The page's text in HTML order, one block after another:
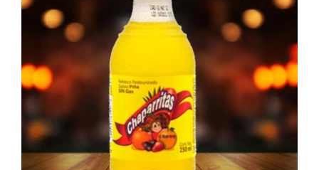
PEDIR AHORA
/
DETAILS